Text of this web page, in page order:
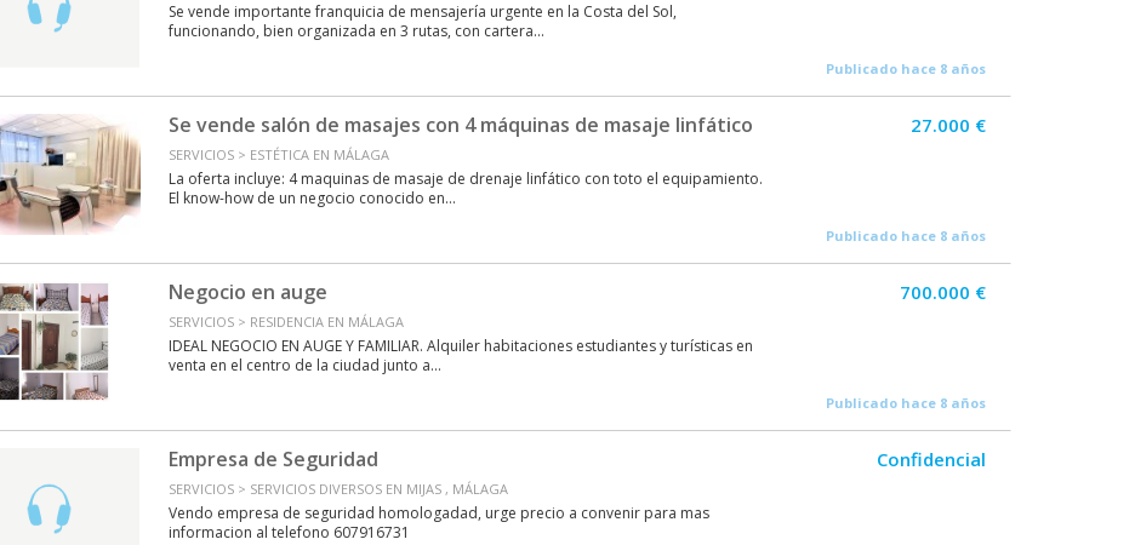
Se vende importante franquicia de mensajería urgente en la Costa del Sol,
funcionando, bien organizada en 3 rutas, con cartera...
Publicado hace 8 años
Se vende salón de masajes con 4 máquinas de masaje linfático
SERVICIOS > ESTÉTICA EN MÁLAGA
La oferta incluye: 4 maquinas de masaje de drenaje linfático con toto el equipamiento.
El know-how de un negocio conocido en...
27.000 €
Publicado hace 8 años
Negocio en auge
SERVICIOS > RESIDENCIA EN MÁLAGA
IDEAL NEGOCIO EN AUGE Y FAMILIAR. Alquiler habitaciones estudiantes y turísticas en
venta en el centro de la ciudad junto a...
700.000 €
Publicado hace 8 años
Empresa de Seguridad
SERVICIOS > SERVICIOS DIVERSOS EN MIJAS , MÁLAGA
Vendo empresa de seguridad homologadad, urge precio a convenir para mas
informacion al telefono 607916731
Confidencial